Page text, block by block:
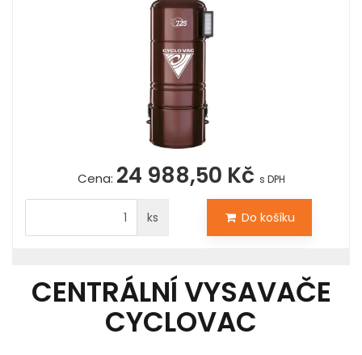
Cena: 24 988,50 Kč s DPH
ks Do košíku
CENTRÁLNÍ VYSAVAČE
CYCLOVAC